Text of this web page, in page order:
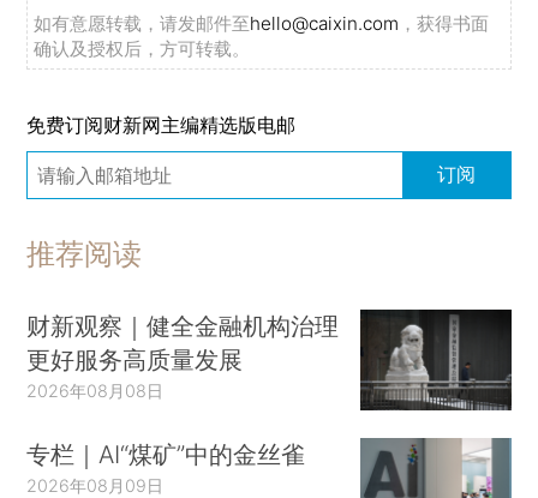
如有意愿转载，请发邮件至hello@caixin.com ，获得书面
确认及授权后，方可转载。
免费订阅财新网主编精选版电邮
订阅
推荐阅读
财新观察｜健全金融机构治理
更好服务高质量发展
2026年08月08日
专栏｜AI“煤矿”中的金丝雀
2026年08月09日